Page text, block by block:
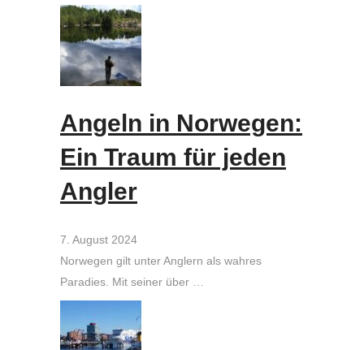
Angeln in Norwegen:
Ein Traum für jeden
Angler
7. August 2024
Norwegen gilt unter Anglern als wahres
Paradies. Mit seiner über …